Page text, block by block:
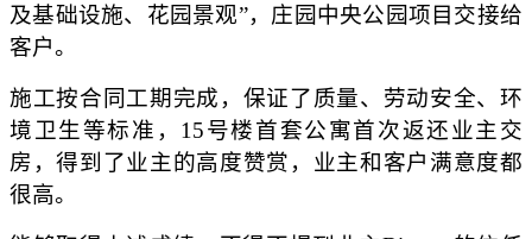
及基础设施、花园景观”，庄园中央公园项目交接给
客户。
施工按合同工期完成，保证了质量、劳动安全、环
境卫生等标准，15号楼首套公寓首次返还业主交
房，得到了业主的高度赞赏，业主和客户满意度都
很高。